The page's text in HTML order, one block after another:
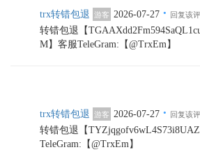
trx转错包退 游客 2026-07-27 · 回复该
转错包退【
M】客服TeleGram:【@TrxEm】
trx转错包退 游客 2026-07-27 · 回复该
转错包退【
TeleGram:【@TrxEm】